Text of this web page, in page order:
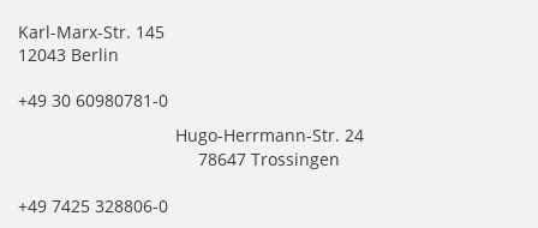
Karl-Marx-Str. 145
12043 Berlin
+49 30 60980781-0
Hugo-Herrmann-Str. 24
78647 Trossingen
+49 7425 328806-0